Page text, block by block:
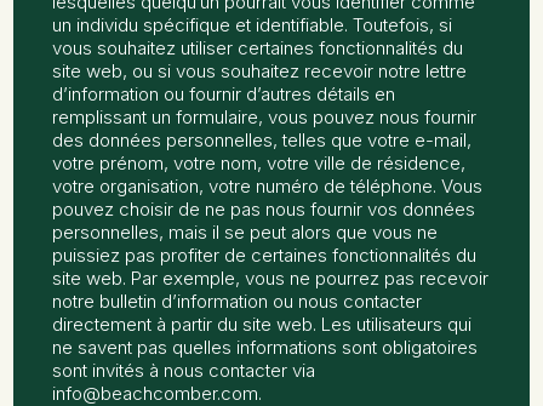
un individu spécifique et identifiable. Toutefois, si
vous souhaitez utiliser certaines fonctionnalités du
site web, ou si vous souhaitez recevoir notre lettre
d’information ou fournir d’autres détails en
remplissant un formulaire, vous pouvez nous fournir
des données personnelles, telles que votre e-mail,
votre prénom, votre nom, votre ville de résidence,
votre organisation, votre numéro de téléphone. Vous
pouvez choisir de ne pas nous fournir vos données
personnelles, mais il se peut alors que vous ne
puissiez pas profiter de certaines fonctionnalités du
site web. Par exemple, vous ne pourrez pas recevoir
notre bulletin d’information ou nous contacter
directement à partir du site web. Les utilisateurs qui
ne savent pas quelles informations sont obligatoires
sont invités à nous contacter via
info@beachcomber.com.